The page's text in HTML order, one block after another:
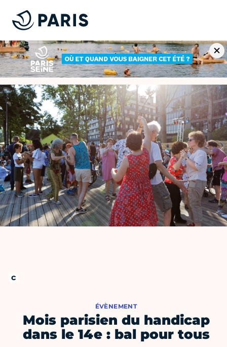
ÉVÈNEMENT
Mois parisien du handicap
dans le 14e : bal pour tous